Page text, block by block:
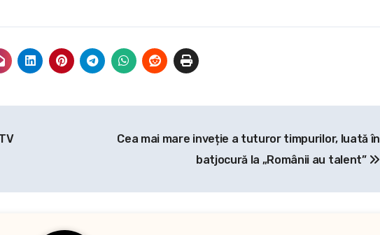
Cea mai mare inveție a tuturor timpurilor, luată în
batjocură la „Românii au talent”